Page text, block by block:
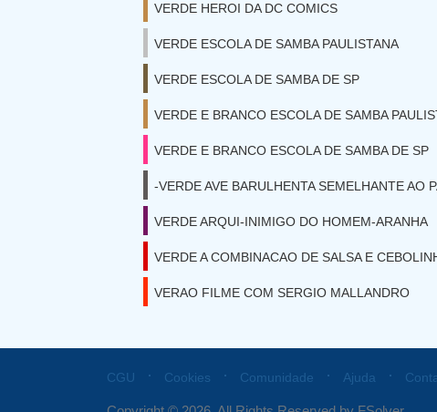
VERDE HEROI DA DC COMICS
VERDE ESCOLA DE SAMBA PAULISTANA
VERDE ESCOLA DE SAMBA DE SP
VERDE E BRANCO ESCOLA DE SAMBA
VERDE E BRANCO ESCOLA DE SAMBA DE SP
-VERDE AVE BARULHENTA SEMELHANTE AO
VERDE ARQUI-INIMIGO DO HOMEM-ARANHA
VERDE A COMBINACAO DE SALSA E
VERAO FILME COM SERGIO MALLANDRO
CGU ⋅ Cookies ⋅ Comunidade ⋅ Ajuda ⋅